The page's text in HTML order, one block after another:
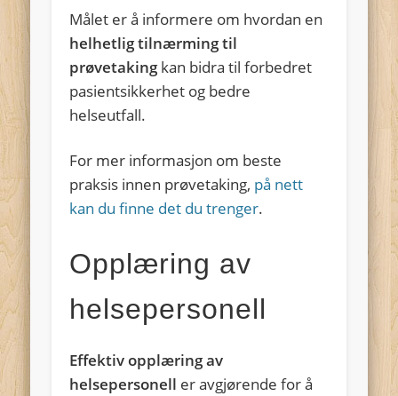
Målet er å informere om hvordan en
helhetlig tilnærming til
prøvetakingkan bidra til forbedret
pasientsikkerhet og bedre
helseutfall.
For mer informasjon om beste
praksis innen prøvetaking, på nett
kan du finne det du trenger.
Opplæring av
helsepersonell
Effektiv opplæring av
helsepersonell er avgjørende for å